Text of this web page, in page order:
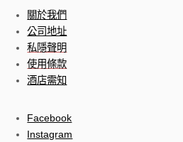
關於我們
公司地址
私隱聲明
使用條款
酒店需知
Facebook
Instagram